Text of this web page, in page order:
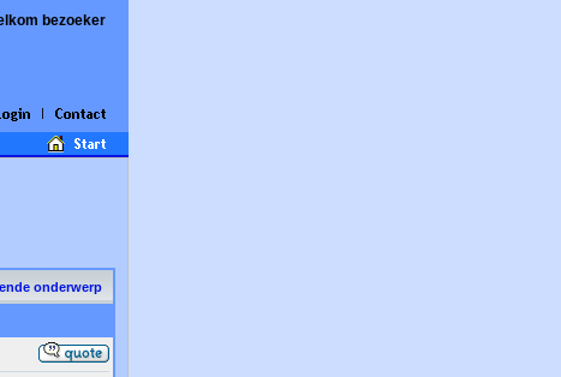
bezoeker
onderwerp